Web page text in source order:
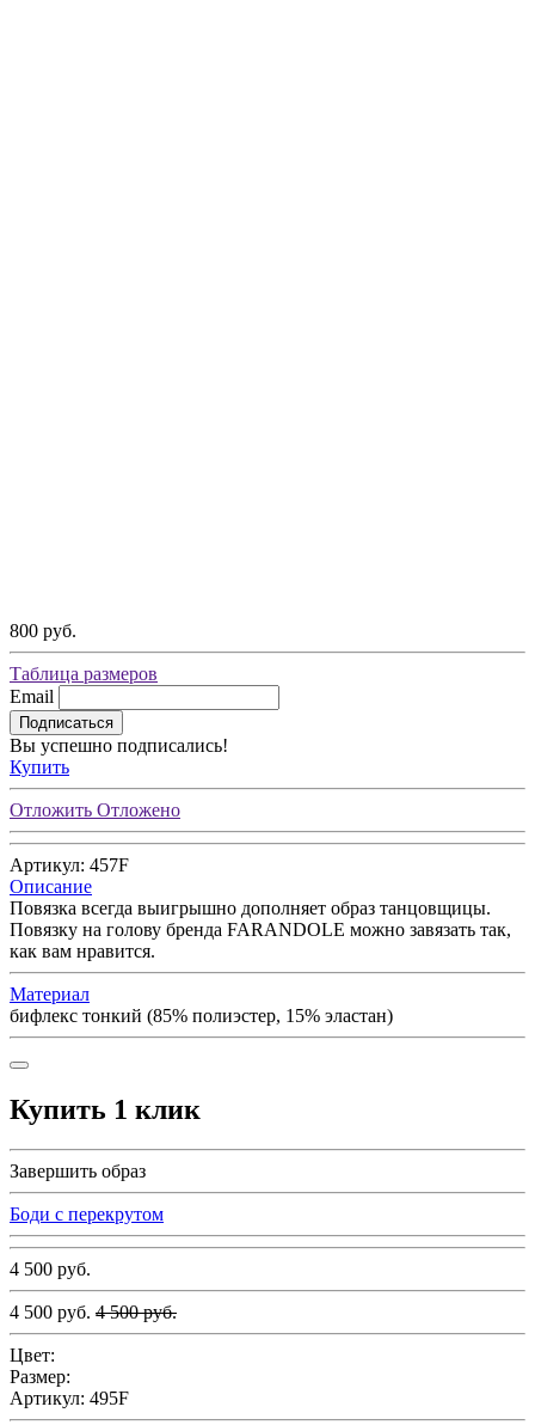
800 руб.
Таблица размеров
Email
Подписаться
Вы успешно подписались!
Купить
Отложить Отложено
Артикул: 457F
Описание
Повязка всегда выигрышно дополняет образ танцовщицы.
Повязку на голову бренда FARANDOLE можно завязать так,
как вам нравится.
Материал
бифлекс тонкий (85% полиэстер, 15% эластан)
Купить 1 клик
Завершить образ
Боди с перекрутом
4 500 руб.
4 500 руб. 4 500 руб.
Цвет:
Размер:
Артикул: 495F